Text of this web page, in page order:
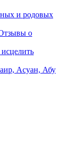
и родовых
о
Асуан, Абу